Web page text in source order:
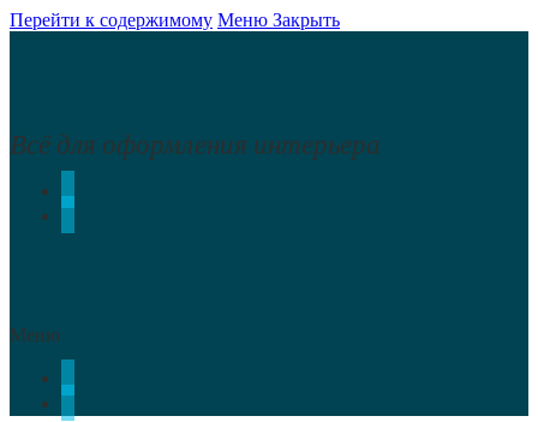
Перейти к содержимому Меню Закрыть
Всё для оформления интерьера
Меню